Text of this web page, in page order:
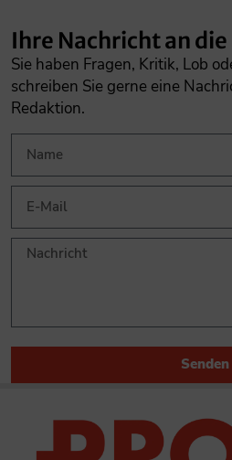
Ihre Nachricht an
Sie haben Fragen, Kritik, Lob
schreiben Sie gerne eine
Redaktion.
Senden